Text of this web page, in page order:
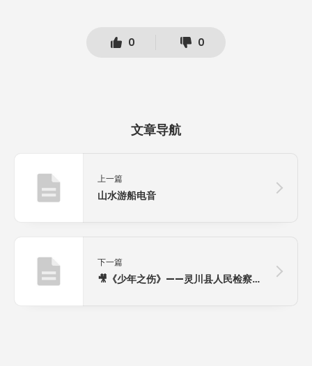
0 0
文章导航
上一篇
山水游船电音
下一篇
🎥《少年之伤》——灵川县人民检察院未成年人性侵案件全过程纪实